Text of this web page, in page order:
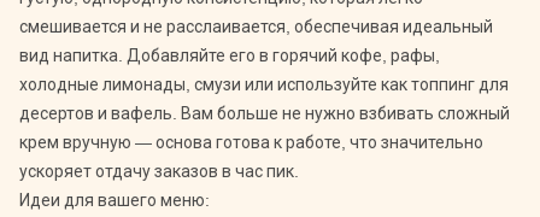
смешивается и не расслаивается, обеспечивая идеальный
вид напитка. Добавляйте его в горячий кофе, рафы,
холодные лимонады, смузи или используйте как топпинг для
десертов и вафель. Вам больше не нужно взбивать сложный
крем вручную — основа готова к работе, что значительно
ускоряет отдачу заказов в час пик.
Идеи для вашего меню: